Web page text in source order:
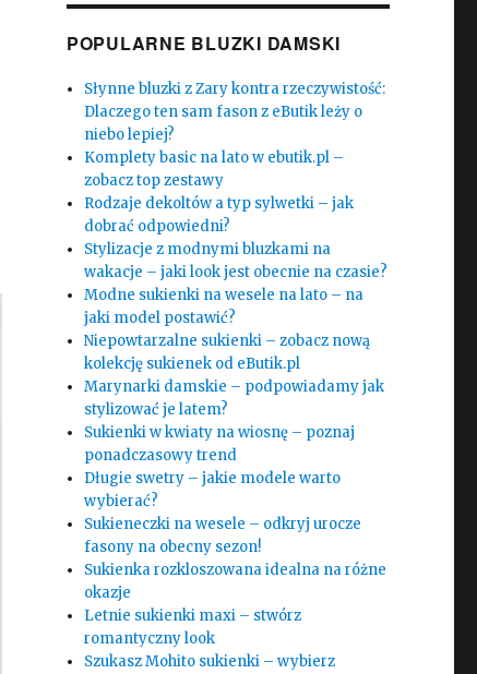
POPULARNE BLUZKI DAMSKI
Słynne bluzki z Zary kontra rzeczywistość:
Dlaczego ten sam fason z eButik leży o
niebo lepiej?
Komplety basic na lato w ebutik.pl –
zobacz top zestawy
Rodzaje dekoltów a typ sylwetki – jak
dobrać odpowiedni?
Stylizacje z modnymi bluzkami na
wakacje – jaki look jest obecnie na czasie?
Modne sukienki na wesele na lato – na
jaki model postawić?
Niepowtarzalne sukienki – zobacz nową
kolekcję sukienek od eButik.pl
Marynarki damskie – podpowiadamy jak
stylizować je latem?
Sukienki w kwiaty na wiosnę – poznaj
ponadczasowy trend
Długie swetry – jakie modele warto
wybierać?
Sukieneczki na wesele – odkryj urocze
fasony na obecny sezon!
Sukienka rozkloszowana idealna na różne
okazje
Letnie sukienki maxi – stwórz
romantyczny look
Szukasz Mohito sukienki – wybierz